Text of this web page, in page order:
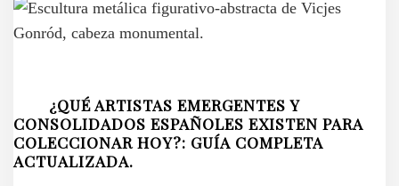
¿QUÉ ARTISTAS EMERGENTES Y
CONSOLIDADOS ESPAÑOLES EXISTEN PARA
COLECCIONAR HOY?: GUÍA COMPLETA
ACTUALIZADA.